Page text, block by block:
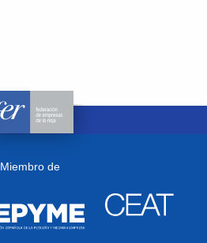
Miembro de